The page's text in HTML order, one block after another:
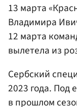
13 марта
Владимира
12 марта
вылетела из
Сербский
2023 года. Под
в прошлом